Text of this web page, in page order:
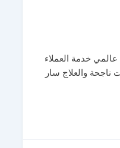
خدمة العملاء
ناجحة والعلاج سار